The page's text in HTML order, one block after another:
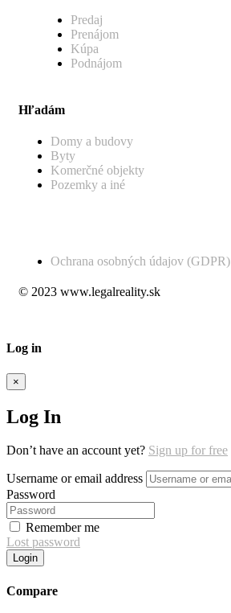
Predaj
Prenájom
Kúpa
Podnájom
Hľadám
Domy a budovy
Byty
Komerčné objekty
Pozemky a iné
Ochrana osobných údajov (GDPR)
© 2023 www.legalreality.sk
Log in
×
Log In
Don’t have an account yet? Sign up for free
Username or email address
Password
Remember me
Lost password
Login
Compare